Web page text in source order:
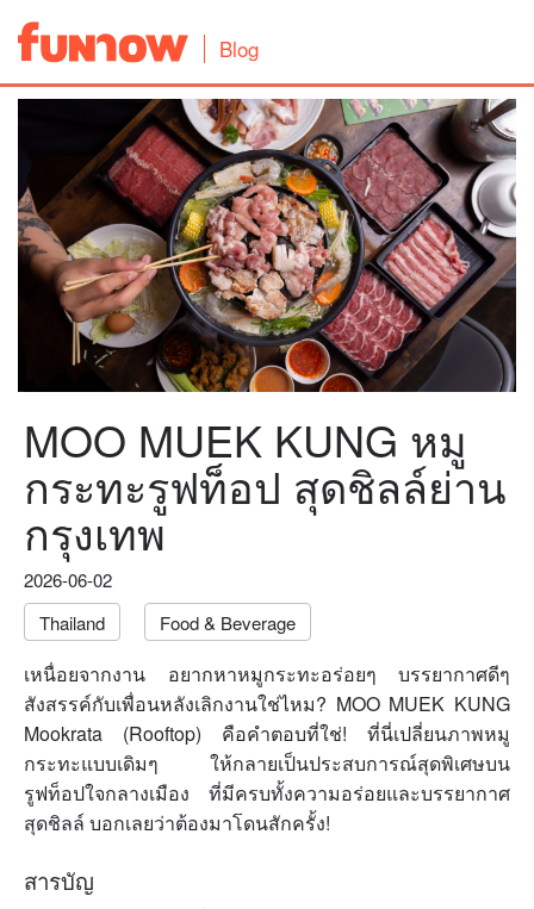
Blog
MOO MUEK KUNG หมู
กระทะรูฟท็อป สุดชิลล์ย่าน
กรุงเทพ
2026-06-02
Thailand
Food & Beverage
เหนื่อยจากงาน อยากหาหมูกระทะอร่อยๆ บรรยากาศดีๆ
สังสรรค์กับเพื่อนหลังเลิกงานใช่ไหม? MOO MUEK KUNG
Mookrata (Rooftop) คือคำตอบที่ใช่! ที่นี่เปลี่ยนภาพหมู
กระทะแบบเดิมๆ ให้กลายเป็นประสบการณ์สุดพิเศษบน
รูฟท็อปใจกลางเมือง ที่มีครบทั้งความอร่อยและบรรยากาศ
สุดชิลล์ บอกเลยว่าต้องมาโดนสักครั้ง!
สารบัญ